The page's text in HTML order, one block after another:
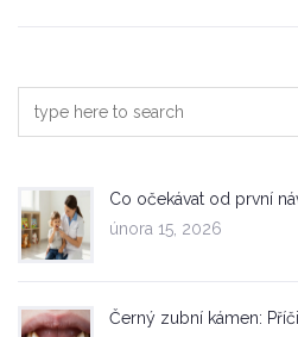
Co očekávat od první
února 15, 2026
Černý zubní kámen: